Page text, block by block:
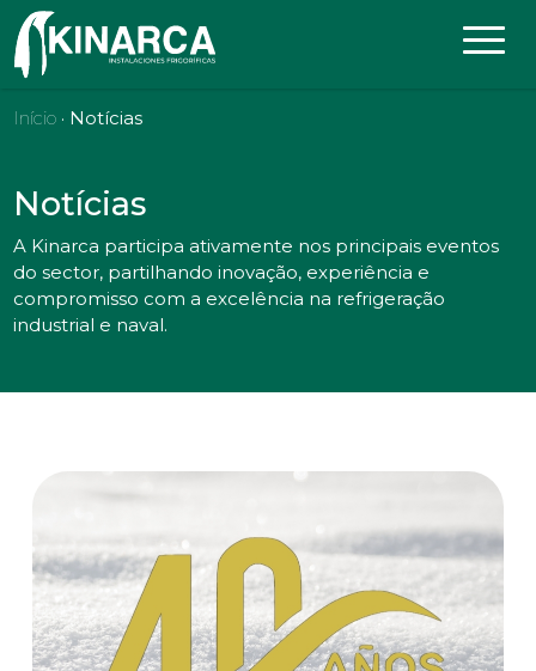
Início · Notícias
Notícias
A Kinarca participa ativamente nos principais eventos
do sector, partilhando inovação, experiência e
compromisso com a excelência na refrigeração
industrial e naval.